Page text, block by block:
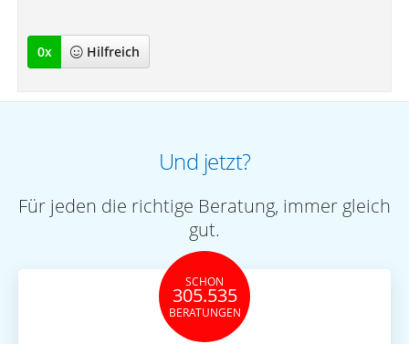
0x Hilfreich
Und jetzt?
Für jeden die richtige Beratung, immer gleich
gut.
SCHON
305.535
BERATUNGEN